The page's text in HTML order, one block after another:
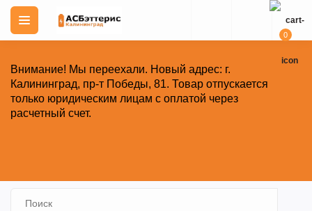
Внимание! Мы переехали. Новый адрес: г.
Калининград, пр-т Победы, 81. Товар отпускается
только юридическим лицам с оплатой через
расчетный счет.
0